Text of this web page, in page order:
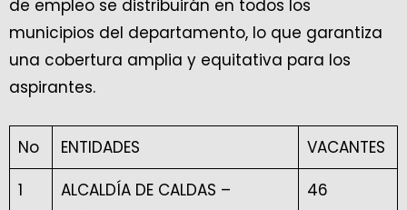
de empleo se distribuirán en todos los
municipios del departamento, lo que garantiza
una cobertura amplia y equitativa para los
aspirantes.
No ENTIDADES
VACANTES
1
ALCALDÍA DE CALDAS –
46